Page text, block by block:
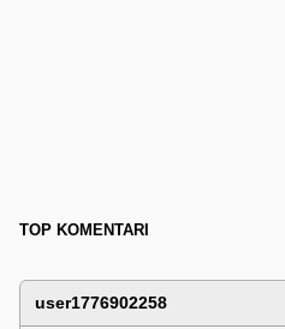
TOP KOMENTARI
user1776902258